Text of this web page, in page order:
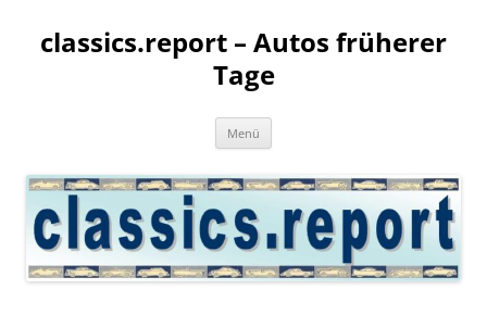
classics.report – Autos früherer
Tage
Menü